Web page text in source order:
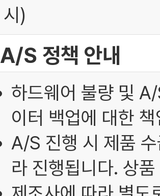
시)
A/S 정책 안내
하드웨어 불량 및
이터 백업에 대한
A/S 진행 시 제품
라 진행됩니다. 상